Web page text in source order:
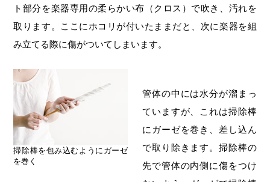
ト部分を楽器専用の柔らかい布（クロス）で吹き、汚れを
取ります。ここにホコリが付いたままだと、次に楽器を組
み立てる際に傷がついてしまいます。
掃除棒を包み込むようにガーゼ
を巻く
管体の中には水分が溜まっ
ていますが、これは掃除棒
にガーゼを巻き、差し込ん
で取り除きます。掃除棒の
先で管体の内側に傷をつけ